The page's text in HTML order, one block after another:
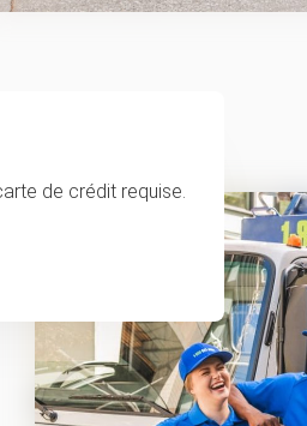
de crédit requise.